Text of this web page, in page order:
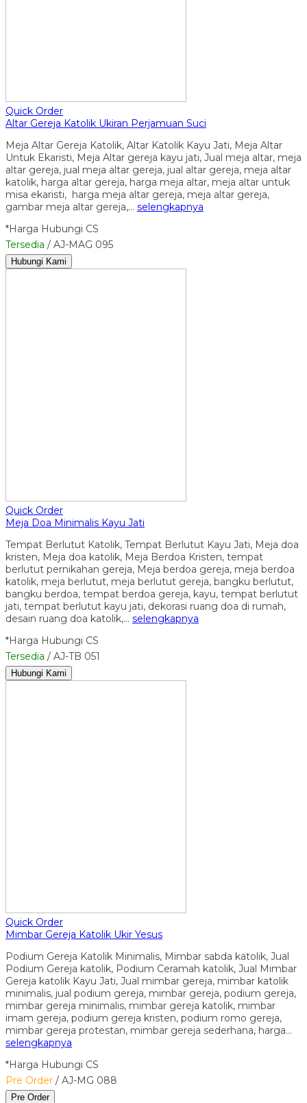
Quick Order
Altar Gereja Katolik Ukiran Perjamuan Suci
Meja Altar Gereja Katolik, Altar Katolik Kayu Jati, Meja Altar
Untuk Ekaristi, Meja Altar gereja kayu jati, Jual meja altar, meja
altar gereja, jual meja altar gereja, jual altar gereja, meja altar
katolik, harga altar gereja, harga meja altar, meja altar untuk
misa ekaristi, harga meja altar gereja, meja altar gereja,
gambar meja altar gereja,… selengkapnya
*Harga Hubungi CS
Tersedia / AJ-MAG 095
Hubungi Kami
Quick Order
Meja Doa Minimalis Kayu Jati
Tempat Berlutut Katolik, Tempat Berlutut Kayu Jati, Meja doa
kristen, Meja doa katolik, Meja Berdoa Kristen, tempat
berlutut pernikahan gereja, Meja berdoa gereja, meja berdoa
katolik, meja berlutut, meja berlutut gereja, bangku berlutut,
bangku berdoa, tempat berdoa gereja, kayu, tempat berlutut
jati, tempat berlutut kayu jati, dekorasi ruang doa di rumah,
desain ruang doa katolik,… selengkapnya
*Harga Hubungi CS
Tersedia / AJ-TB 051
Hubungi Kami
Quick Order
Mimbar Gereja Katolik Ukir Yesus
Podium Gereja Katolik Minimalis, Mimbar sabda katolik, Jual
Podium Gereja katolik, Podium Ceramah katolik, Jual Mimbar
Gereja katolik Kayu Jati, Jual mimbar gereja, mimbar katolik
minimalis, jual podium gereja, mimbar gereja, podium gereja,
mimbar gereja minimalis, mimbar gereja katolik, mimbar
imam gereja, podium gereja kristen, podium romo gereja,
mimbar gereja protestan, mimbar gereja sederhana, harga…
selengkapnya
*Harga Hubungi CS
Pre Order / AJ-MG 088
Pre Order